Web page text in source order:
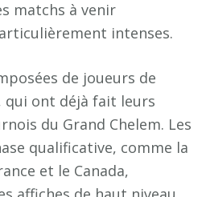
matchs à venir
intenses.
de joueurs de
qui ont déjà fait leurs
du Grand Chelem. Les
qualificative, comme la
et le Canada,